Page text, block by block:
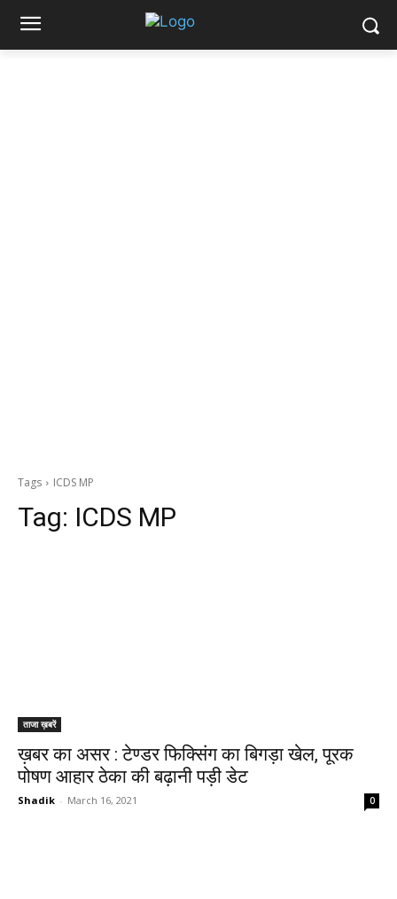
Tags ICDS MP
Tag: ICDS MP
ताजा ख़बरें
ख़बर का असर : टेण्डर फिक्सिंग का बिगड़ा खेल, पूरक
पोषण आहार ठेका की बढ़ानी पड़ी डेट
Shadik - March 16, 2021 0